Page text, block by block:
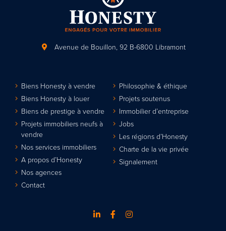
Avenue de Bouillon, 92 B-6800 Libramont
Biens Honesty à vendre
Biens Honesty à louer
Biens de prestige à vendre
Projets immobiliers neufs à
vendre
Nos services immobiliers
A propos d’Honesty
Nos agences
Contact
Philosophie & éthique
Projets soutenus
Immobilier d’entreprise
Jobs
Les régions d’Honesty
Charte de la vie privée
Signalement